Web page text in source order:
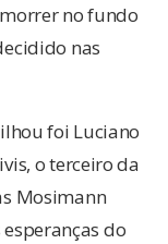
no fundo
nas
foi Luciano
o terceiro da
Mosimann
do